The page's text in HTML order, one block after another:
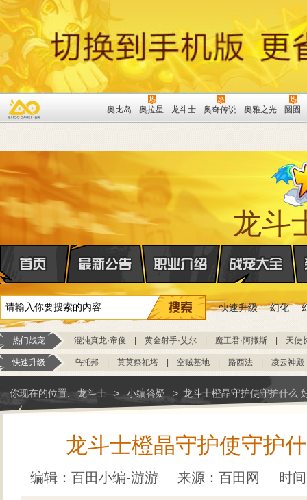
奥比岛 奥拉星 龙斗士 奥奇传说 奥雅之光 圈圈
龙斗
快速升级 幻化
热门战宠 混沌真龙·帝俊 黄金射手·艾尔 魔王君·阿撒斯 天使
快速升级 乌托邦 莫莫祭祀塔 空贼基地 路西法 凌云神殿
你现在的位置: 龙斗士 > 小编答疑 > 龙斗士橙晶守护使守护什么
龙斗士橙晶守护使守护
编辑：百田小编-游游 来源： 百田网 时